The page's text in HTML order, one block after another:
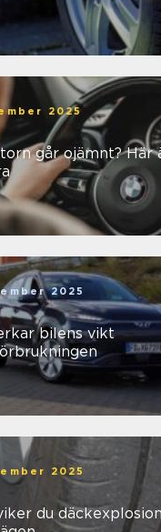
2025
går ojämnt? Här
2025
bilens vikt
2025
du